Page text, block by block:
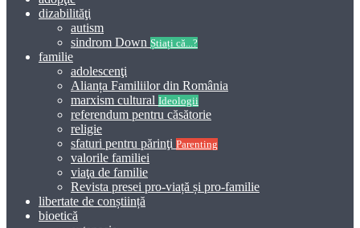
dizabilităţi
autism
sindrom Down Știați că...?
familie
adolescenţi
Alianța Familiilor din România
marxism cultural Ideologii
referendum pentru căsătorie
religie
sfaturi pentru părinţi Parenting
valorile familiei
viaţa de familie
Revista presei pro-viață și pro-familie
libertate de conștiință
bioetică